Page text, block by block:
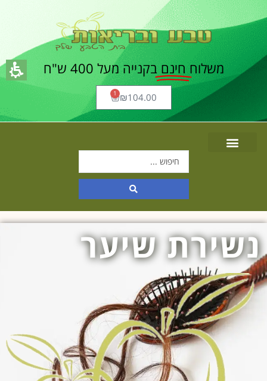
משלוח חינם בקנייה מעל 400 ש"ח
₪104.00
1
המרכזי,
באפשרותך
ללחוץ
אנטר
נשירת שיער